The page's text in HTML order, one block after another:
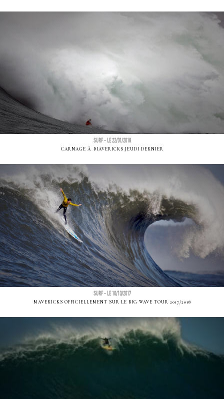
SURF - LE 22/01/2018
CARNAGE Ã MAVERICKS JEUDI DERNIER
SURF - LE 10/10/2017
MAVERICKS OFFICIELLEMENT SUR LE BIG WAVE TOUR 2017/2018